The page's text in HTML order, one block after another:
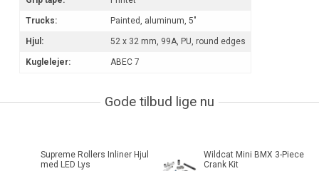
Trucks: Painted, aluminum, 5"
Hjul: 52 x 32 mm, 99A, PU, round edges
Kuglelejer: ABEC 7
Gode tilbud lige nu
Supreme Rollers Inliner Hjul
med LED Lys
Wildcat Mini BMX 3-Piece
Crank Kit